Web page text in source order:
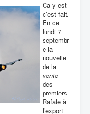
Ca y est
c’est fait.
En ce
lundi 7
septembr
e la
nouvelle
de la
vente
des
premiers
Rafale à
l’export